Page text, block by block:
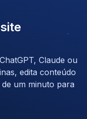
Claude ou
edita conteúdo
um minuto para